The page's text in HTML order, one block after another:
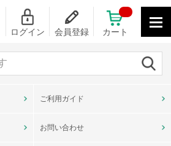
会員登録
ご利用ガイド
お問い合わせ